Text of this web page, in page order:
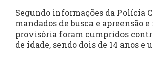
Segundo informações da Polícia
mandados de busca e apreensão
provisória foram cumpridos
de idade, sendo dois de 14 anos e